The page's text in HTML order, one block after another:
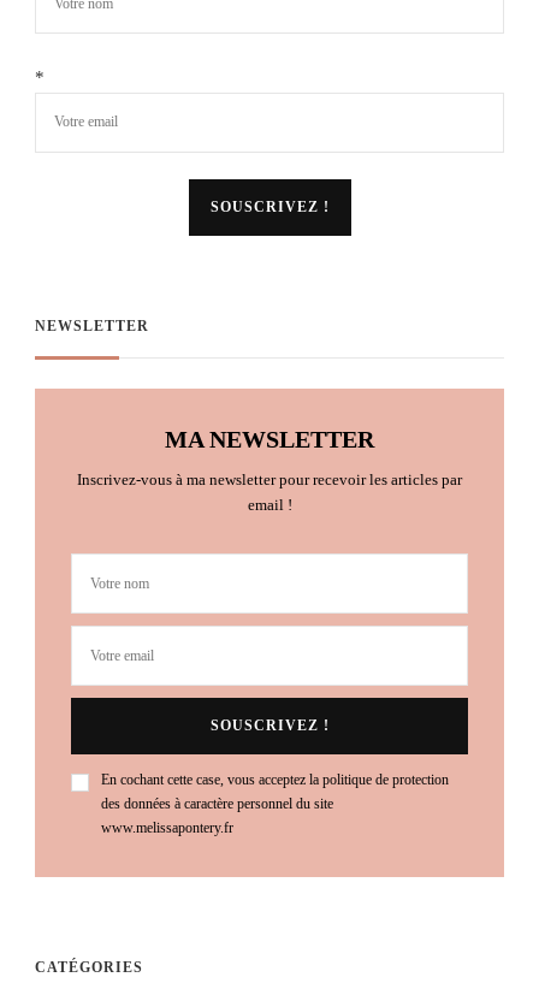
*
NEWSLETTER
MA NEWSLETTER
Inscrivez-vous à ma newsletter pour recevoir les articles par
email !
En cochant cette case, vous acceptez la politique de protection
des données à caractère personnel du site
www.melissapontery.fr
CATÉGORIES